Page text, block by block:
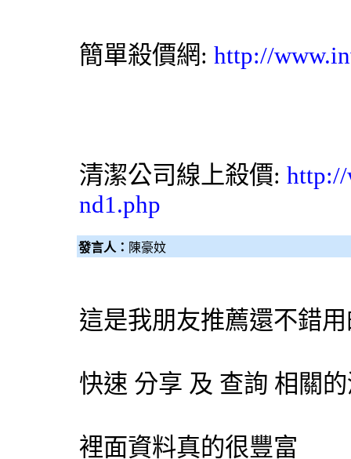
簡單殺價網: http://
清潔公司線上殺價: http://
nd1.php
發言人： 陳豪妏
這是我朋友推薦還不錯
快速 分享 及 查詢 相關
裡面資料真的很豐富